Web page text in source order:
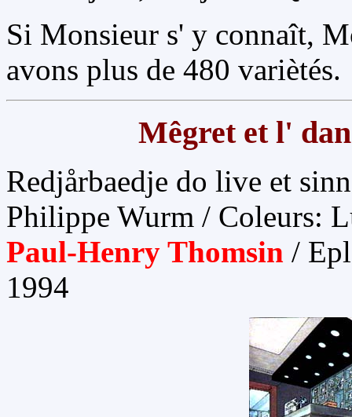
Si Monsieur s' y connaît,
avons plus de 480 variètés.
Mêgret et l'
Redjårbaedje do live et
Philippe Wurm / Coleurs:
Paul-Henry Thomsin /
1994